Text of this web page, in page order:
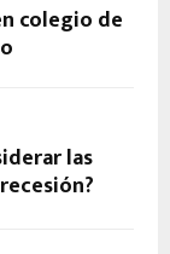
colegio de
las